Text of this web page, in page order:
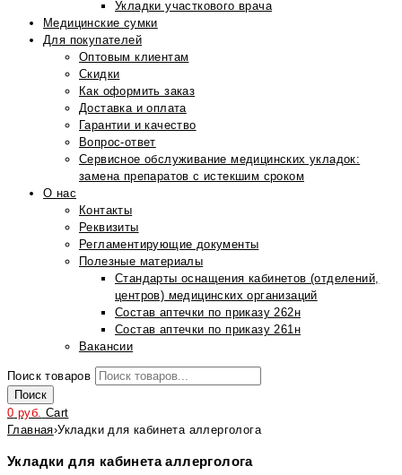
Укладки участкового врача
Медицинские сумки
Для покупателей
Оптовым клиентам
Скидки
Как оформить заказ
Доставка и оплата
Гарантии и качество
Вопрос-ответ
Сервисное обслуживание медицинских укладок:
замена препаратов с истекшим сроком
О нас
Контакты
Реквизиты
Регламентирующие документы
Полезные материалы
Стандарты оснащения кабинетов (отделений,
центров) медицинских организаций
Состав аптечки по приказу 262н
Состав аптечки по приказу 261н
Вакансии
Поиск товаров
Поиск
0 руб. Cart
Главная›Укладки для кабинета аллерголога
Укладки для кабинета аллерголога